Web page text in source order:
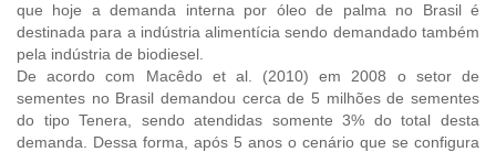
que hoje a demanda interna por óleo de palma no Brasil é
destinada para a indústria alimentícia sendo demandado também
pela indústria de biodiesel.
De acordo com Macêdo et al. (2010) em 2008 o setor de
sementes no Brasil demandou cerca de 5 milhões de sementes
do tipo Tenera, sendo atendidas somente 3% do total desta
demanda. Dessa forma, após 5 anos o cenário que se configura